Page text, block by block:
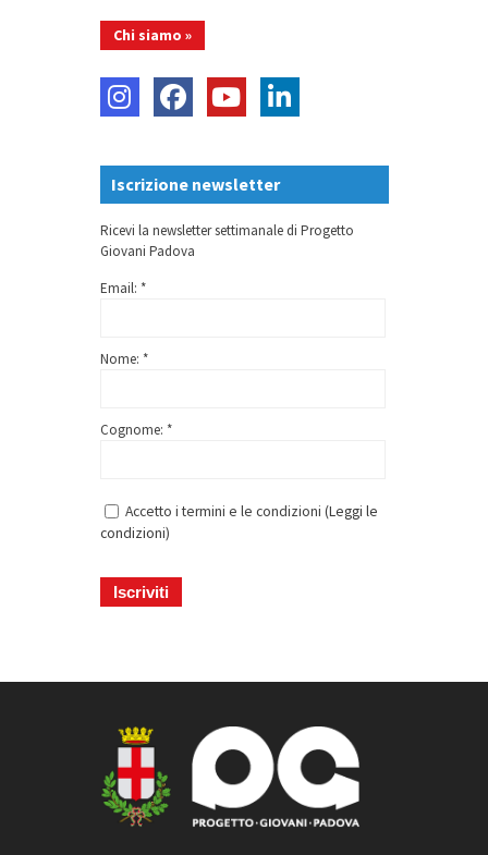
Chi siamo »
Iscrizione newsletter
Ricevi la newsletter settimanale di Progetto
Giovani Padova
Email: *
Nome: *
Cognome: *
Accetto i termini e le condizioni (Leggi le
condizioni)